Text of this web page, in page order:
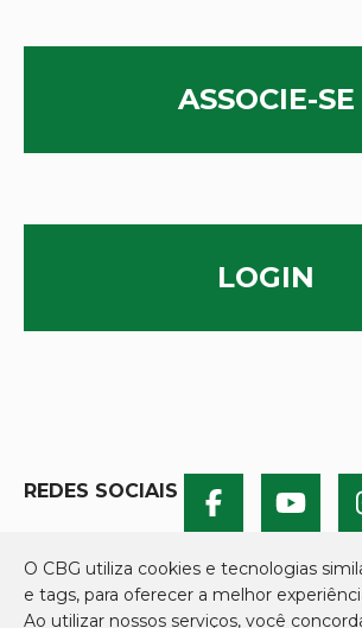
ASSOCIE-SE
LOGIN
REDES SOCIAIS
O CBG utiliza cookies e tecnologias
e tags, para oferecer a melhor
Ao utilizar nossos serviços, você